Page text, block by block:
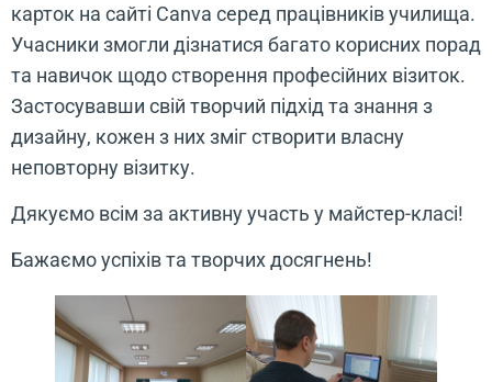
карток на сайті Canva серед працівників училища.
Учасники змогли дізнатися багато корисних порад
та навичок щодо створення професійних візиток.
Застосувавши свій творчий підхід та знання з
дизайну, кожен з них зміг створити власну
неповторну візитку.
Дякуємо всім за активну участь у майстер-класі!
Бажаємо успіхів та творчих досягнень!